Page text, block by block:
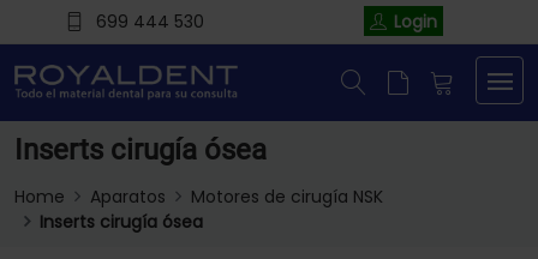
699 444 530 Login
Inserts cirugía ósea
Home Aparatos
Motores de cirugía NSK
Inserts cirugía ósea